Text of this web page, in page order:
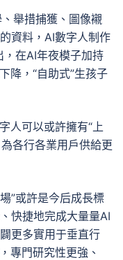
舉措捕獲、圖像襯
資料，AI數字人制作
，在AI年夜模子加持
降，“自助式”生孩子
人可以或許擁有“上
各行各業用戶供給更
”或許是今后成長標
快捷地完成大量量AI
更多實用于垂直行
專門研究性更強、